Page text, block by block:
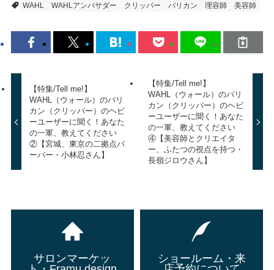
WAHL
WAHLアンバサダー クリッパー バリカン 理容師 美容師
【特集/Tell me!】
WAHL（ウォール）のバリ
カン（クリッパー）のヘビ
ーユーザーに聞く！あなた
の一軍、教えてください
②【宮城、東京の二拠点バ
ーバー・小林忍さん】
【特集/Tell me!】
WAHL（ウォール）のバリ
カン（クリッパー）のヘビ
ーユーザーに聞く！あなた
の一軍、教えてください
④【美容師とクリエイタ
ー、ふたつの視点を持つ・
長嶺ジロウさん】
サロンマーケッ
ショールーム・来